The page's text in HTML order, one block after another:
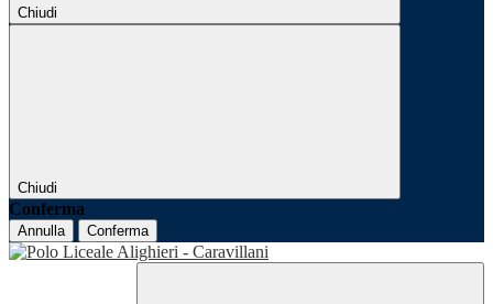
Chiudi
Chiudi
Conferma
Annulla Conferma